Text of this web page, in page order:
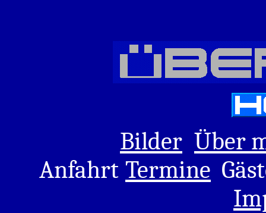
Bilder Über
Anfahrt Termine